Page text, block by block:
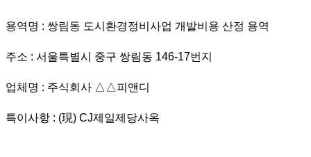
용역명 : 쌍림동 도시환경정비사업 개발비용 산정 용역
주소 : 서울특별시 중구 쌍림동 146-17번지
업체명 : 주식회사 △△피앤디
특이사항 : (現) CJ제일제당사옥